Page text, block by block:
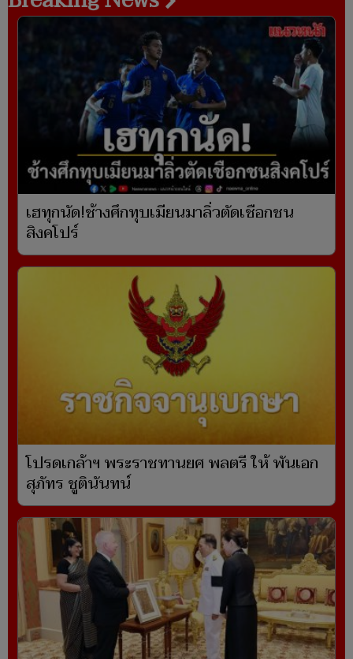
เฮทุกนัด!ช้างศึกทุบเมียนมาลิ่วตัดเชือกชน
สิงคโปร์
โปรดเกล้าฯ พระราชทานยศ พลตรี ให้ พันเอก
สุภัทร ชูตินันทน์